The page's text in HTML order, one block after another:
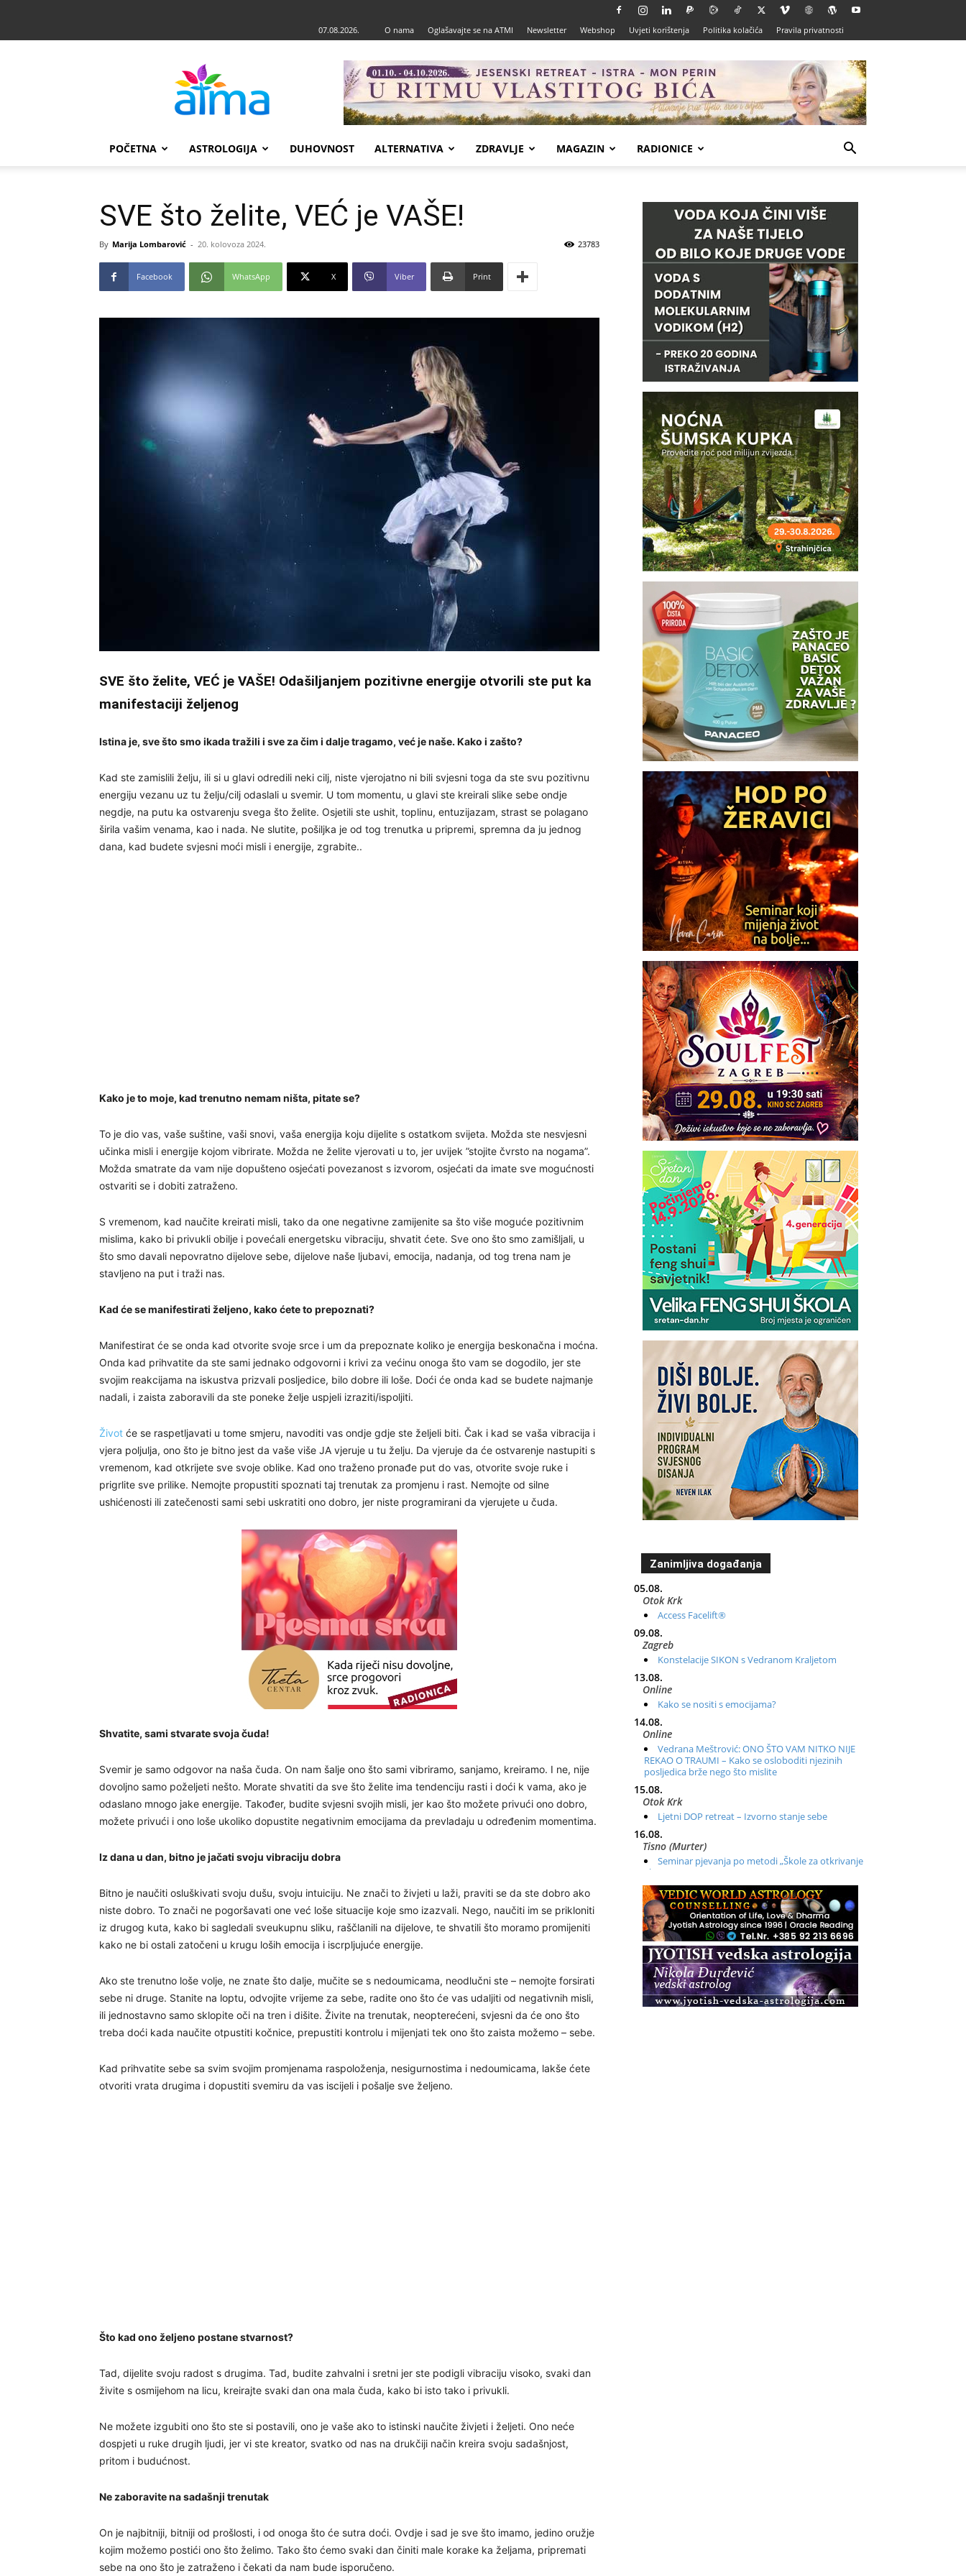
07.08.2026. O nama Oglašavajte se na ATMI Newsletter Webshop Uvjeti korištenja Politika kolačića Pravila privatnosti
POČETNA ASTROLOGIJA DUHOVNOST ALTERNATIVA ZDRAVLJE MAGAZIN RADIONICE
SVE što želite, VEĆ je VAŠE!
By Marija Lombarović - 20. kolovoza 2024. 23783
Facebook WhatsApp X Viber Print
SVE što želite, VEĆ je VAŠE! Odašiljanjem pozitivne energije otvorili ste put ka
manifestaciji željenog
Istina je, sve što smo ikada tražili i sve za čim i dalje tragamo, već je naše. Kako i zašto?
Kad ste zamislili želju, ili si u glavi odredili neki cilj, niste vjerojatno ni bili svjesni toga da ste svu pozitivnu
energiju vezanu uz tu želju/cilj odaslali u svemir. U tom momentu, u glavi ste kreirali slike sebe ondje
negdje, na putu ka ostvarenju svega što želite. Osjetili ste ushit, toplinu, entuzijazam, strast se polagano
širila vašim venama, kao i nada. Ne slutite, pošiljka je od tog trenutka u pripremi, spremna da ju jednog
dana, kad budete svjesni moći misli i energije, zgrabite..
Kako je to moje, kad trenutno nemam ništa, pitate se?
To je dio vas, vaše suštine, vaši snovi, vaša energija koju dijelite s ostatkom svijeta. Možda ste nesvjesni
učinka misli i energije kojom vibrirate. Možda ne želite vjerovati u to, jer uvijek ”stojite čvrsto na nogama”.
Možda smatrate da vam nije dopušteno osjećati povezanost s izvorom, osjećati da imate sve mogućnosti
ostvariti se i dobiti zatraženo.
S vremenom, kad naučite kreirati misli, tako da one negativne zamijenite sa što više moguće pozitivnim
mislima, kako bi privukli obilje i povećali energetsku vibraciju, shvatit ćete. Sve ono što smo zamišljali, u
što smo davali nepovratno dijelove sebe, dijelove naše ljubavi, emocija, nadanja, od tog trena nam je
stavljeno na put i traži nas.
Kad će se manifestirati željeno, kako ćete to prepoznati?
Manifestirat će se onda kad otvorite svoje srce i um da prepoznate koliko je energija beskonačna i moćna.
Onda kad prihvatite da ste sami jednako odgovorni i krivi za većinu onoga što vam se dogodilo, jer ste
svojim reakcijama na iskustva prizvali posljedice, bilo dobre ili loše. Doći će onda kad se budete najmanje
nadali, i zaista zaboravili da ste poneke želje uspjeli izraziti/ispoljiti.
Život će se raspetljavati u tome smjeru, navoditi vas ondje gdje ste željeli biti. Čak i kad se vaša vibracija i
vjera poljulja, ono što je bitno jest da vaše više JA vjeruje u tu želju. Da vjeruje da će ostvarenje nastupiti s
vremenom, kad otkrijete sve svoje oblike. Kad ono traženo pronađe put do vas, otvorite svoje ruke i
prigrlite sve prilike. Nemojte propustiti spoznati taj trenutak za promjenu i rast. Nemojte od silne
ushićenosti ili zatečenosti sami sebi uskratiti ono dobro, jer niste programirani da vjerujete u čuda.
Shvatite, sami stvarate svoja čuda!
Svemir je samo odgovor na naša čuda. On nam šalje ono što sami vibriramo, sanjamo, kreiramo. I ne, nije
dovoljno samo poželjeti nešto. Morate shvatiti da sve što želite ima tendenciju rasti i doći k vama, ako je
odaslano mnogo jake energije. Također, budite svjesni svojih misli, jer kao što možete privući ono dobro,
možete privući i ono loše ukoliko dopustite negativnim emocijama da prevladaju u određenim momentima.
Iz dana u dan, bitno je jačati svoju vibraciju dobra
Bitno je naučiti osluškivati svoju dušu, svoju intuiciju. Ne znači to živjeti u laži, praviti se da ste dobro ako
niste dobro. To znači ne pogoršavati one već loše situacije koje smo izazvali. Nego, naučiti im se prikloniti
iz drugog kuta, kako bi sagledali sveukupnu sliku, raščlanili na dijelove, te shvatili što moramo promijeniti
kako ne bi ostali zatočeni u krugu loših emocija i iscrpljujuće energije.
Ako ste trenutno loše volje, ne znate što dalje, mučite se s nedoumicama, neodlučni ste – nemojte forsirati
sebe ni druge. Stanite na loptu, odvojite vrijeme za sebe, radite ono što će vas udaljiti od negativnih misli,
ili jednostavno samo sklopite oči na tren i dišite. Živite na trenutak, neopterećeni, svjesni da će ono što
treba doći kada naučite otpustiti kočnice, prepustiti kontrolu i mijenjati tek ono što zaista možemo – sebe.
Kad prihvatite sebe sa svim svojim promjenama raspoloženja, nesigurnostima i nedoumicama, lakše ćete
otvoriti vrata drugima i dopustiti svemiru da vas iscijeli i pošalje sve željeno.
Što kad ono željeno postane stvarnost?
Tad, dijelite svoju radost s drugima. Tad, budite zahvalni i sretni jer ste podigli vibraciju visoko, svaki dan
živite s osmijehom na licu, kreirajte svaki dan ona mala čuda, kako bi isto tako i privukli.
Ne možete izgubiti ono što ste si postavili, ono je vaše ako to istinski naučite živjeti i željeti. Ono neće
dospjeti u ruke drugih ljudi, jer vi ste kreator, svatko od nas na drukčiji način kreira svoju sadašnjost,
pritom i budućnost.
Ne zaboravite na sadašnji trenutak
On je najbitniji, bitniji od prošlosti, i od onoga što će sutra doći. Ovdje i sad je sve što imamo, jedino oružje
kojim možemo postići ono što želimo. Tako što ćemo svaki dan činiti male korake ka željama, pripremati
sebe na ono što je zatraženo i čekati da nam bude isporučeno.
Zanimljiva događanja
05.08.
Otok Krk
Access Facelift®
09.08.
Zagreb
Konstelacije SIKON s Vedranom Kraljetom
13.08.
Online
Kako se nositi s emocijama?
14.08.
Online
Vedrana Meštrović: ONO ŠTO VAM NITKO NIJE
REKAO O TRAUMI – Kako se osloboditi njezinih
posljedica brže nego što mislite
15.08.
Otok Krk
Ljetni DOP retreat – Izvorno stanje sebe
16.08.
Tisno (Murter)
Seminar pjevanja po metodi „Škole za otkrivanje
glasa“
20.08.
Online
Radionica: Pomagači iz drugih dimenzija Online –
otvoreno za sve
21.08.
Zagreb+Online
Osnovni ThetaHealing® tečaj, Zagreb i Online
22.08.
Pula